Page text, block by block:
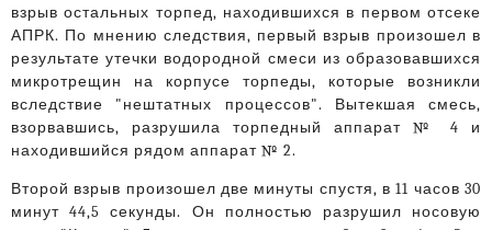
взрыв остальных торпед, находившихся в первом отсеке
АПРК. По мнению следствия, первый взрыв произошел в
результате утечки водородной смеси из образовавшихся
микротрещин на корпусе торпеды, которые возникли
вследствие "нештатных процессов". Вытекшая смесь,
взорвавшись, разрушила торпедный аппарат № 4 и
находившийся рядом аппарат № 2.
Второй взрыв произошел две минуты спустя, в 11 часов 30
минут 44,5 секунды. Он полностью разрушил носовую